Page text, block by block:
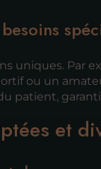
uniques. Par
ou un
patient,
et